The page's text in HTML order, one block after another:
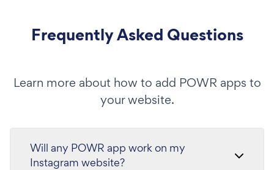
Frequently Asked Questions
Learn more about how to add POWR apps to
your website.
Will any POWR app work on my
Instagram website?